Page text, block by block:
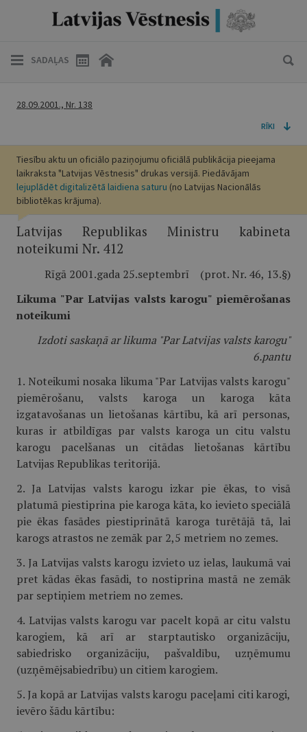
SADAĻAS
28.09.2001., Nr. 138
RĪKI
Tiesību aktu un oficiālo paziņojumu oficiālā publikācija pieejama
laikraksta "Latvijas Vēstnesis" drukas versijā. Piedāvājam
lejuplādēt digitalizētā laidiena saturu (no Latvijas Nacionālās
bibliotēkas krājuma).
Latvijas Republikas Ministru kabineta
noteikumi Nr. 412
Rīgā 2001.gada 25.septembrī (prot. Nr. 46, 13.§)
Likuma "Par Latvijas valsts karogu" piemērošanas
noteikumi
Izdoti saskaņā ar likuma "Par Latvijas valsts karogu"
6.pantu
1. Noteikumi nosaka likuma "Par Latvijas valsts karogu"
piemērošanu, valsts karoga un karoga kāta
izgatavošanas un lietošanas kārtību, kā arī personas,
kuras ir atbildīgas par valsts karoga un citu valstu
karogu pacelšanas un citādas lietošanas kārtību
Latvijas Republikas teritorijā.
2. Ja Latvijas valsts karogu izkar pie ēkas, to visā
platumā piestiprina pie karoga kāta, ko ievieto speciālā
pie ēkas fasādes piestiprinātā karoga turētājā tā, lai
karogs atrastos ne zemāk par 2,5 metriem no zemes.
3. Ja Latvijas valsts karogu izvieto uz ielas, laukumā vai
pret kādas ēkas fasādi, to nostiprina mastā ne zemāk
par septiņiem metriem no zemes.
4. Latvijas valsts karogu var pacelt kopā ar citu valstu
karogiem, kā arī ar starptautisko organizāciju,
sabiedrisko organizāciju, pašvaldību, uzņēmumu
(uzņēmējsabiedrību) un citiem karogiem.
5. Ja kopā ar Latvijas valsts karogu paceļami citi karogi,
ievēro šādu kārtību: